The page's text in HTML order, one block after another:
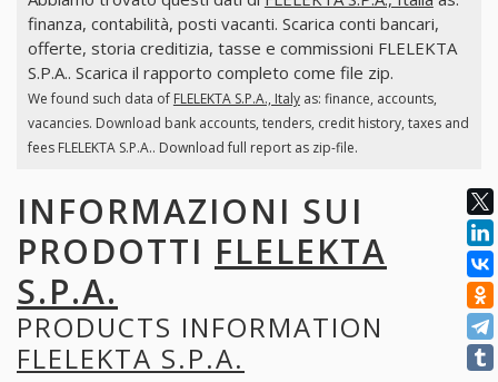
finanza, contabilità, posti vacanti. Scarica conti bancari,
offerte, storia creditizia, tasse e commissioni FLELEKTA
S.P.A.. Scarica il rapporto completo come file zip.
We found such data of FLELEKTA S.P.A., Italyas: finance, accounts,
vacancies. Download bank accounts, tenders, credit history, taxes and
fees FLELEKTA S.P.A.. Download full report as zip-file.
INFORMAZIONI SUI
PRODOTTI FLELEKTA
S.P.A.
PRODUCTS INFORMATION
FLELEKTA S.P.A.